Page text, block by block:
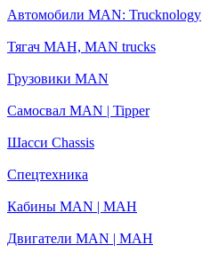
Автомобили MAN: Trucknology
Тягач МАН, MAN trucks
Грузовики MAN
Самосвал MAN | Tipper
Шасси Chassis
Спецтехника
Кабины MAN | МАН
Двигатели MAN | МАН